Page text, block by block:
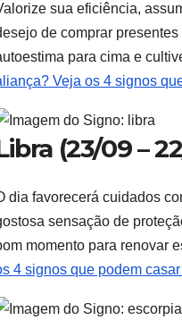
sua eficiência,
de comprar
para cima e
Veja os 4 signos
(23/09 –
dia favorecerá cuidados
sensação de
momento para renovar
4 signos que podem